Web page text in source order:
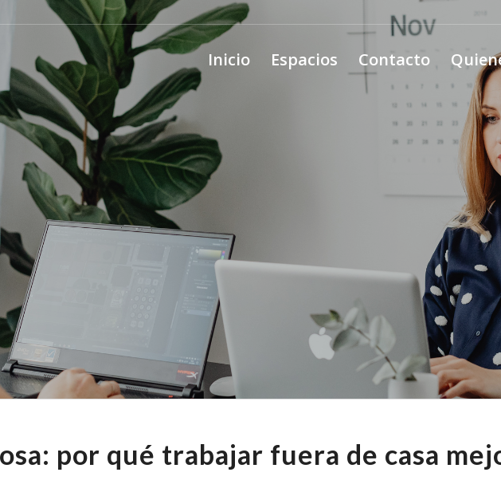
Inicio Espacios Contacto
por qué trabajar fuera de casa